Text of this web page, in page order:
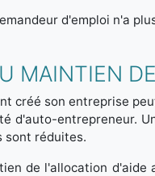
d'emploi n'a
MAINTIEN
créé son entreprise
d'auto-entrepreneur.
sont réduites.
de l'allocation